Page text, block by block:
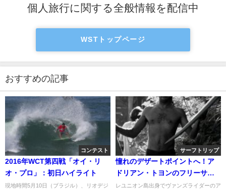
個人旅行に関する全般情報を配信中
WSTトップページ
おすすめの記事
コンテスト
2016年WCT第四戦「オイ・リ
オ・プロ」：初日ハイライト
現地時間5月10日（ブラジル）、リオデジ
サーフトリップ
憧れのデザートポイントへ！ア
ドリアン・トヨンのフリーサー
フ動画
レユニオン島出身でヴァンズライダーのア